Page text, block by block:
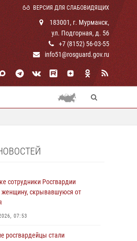
ВЕРСИЯ ДЛЯ СЛАБОВИДЯЩИХ
183001, г. Мурманск,
ул. Подгорная, д. 56
+7 (8152) 56-03-55
info51@rosguard.gov.ru
сотрудники Росгвардии
скрывавшуюся от
07:53
росгвардейцы стали